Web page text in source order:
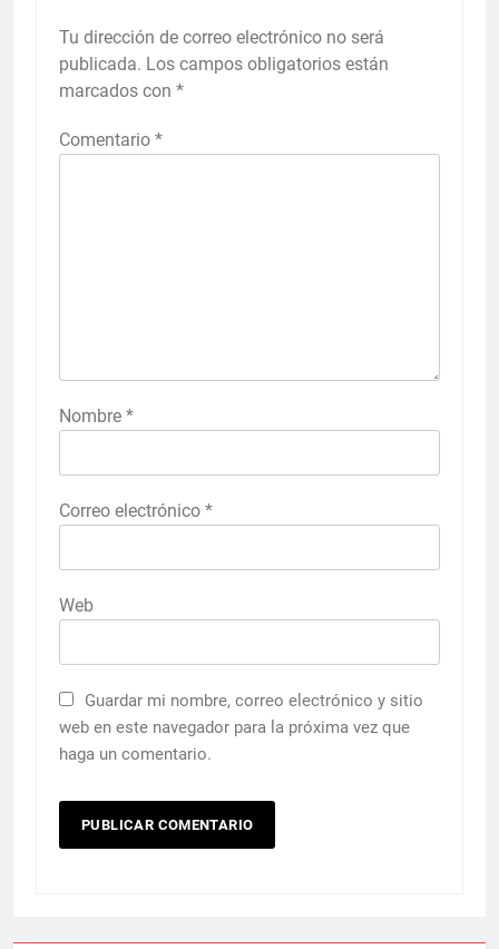
Tu dirección de correo electrónico no será
publicada. Los campos obligatorios están
marcados con *
Comentario *
Nombre *
Correo electrónico *
Web
Guardar mi nombre, correo electrónico y sitio
web en este navegador para la próxima vez que
haga un comentario.